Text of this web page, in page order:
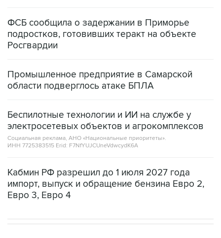
ФСБ сообщила о задержании в Приморье
подростков, готовивших теракт на объекте
Росгвардии
Промышленное предприятие в Самарской
области подверглось атаке БПЛА
Беспилотные технологии и ИИ на службе у
электросетевых объектов и агрокомплексов
Социальная реклама, АНО «Национальные приоритеты».
ИНН 7725383515 Erid: F7NfYUJCUneVdwcydK6A
Кабмин РФ разрешил до 1 июля 2027 года
импорт, выпуск и обращение бензина Евро 2,
Евро 3, Евро 4